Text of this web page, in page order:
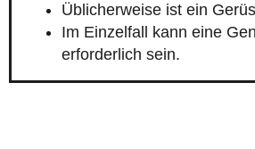
Üblicherweise ist ein
Im Einzelfall kann eine
erforderlich sein.